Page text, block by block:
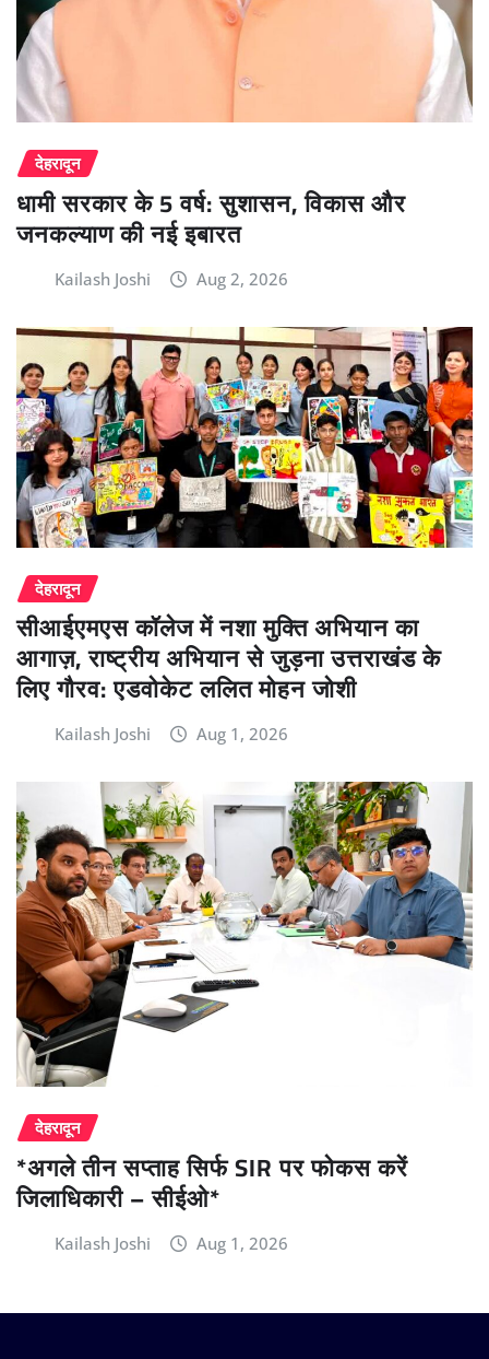
देहरादून
धामी सरकार के 5 वर्ष: सुशासन, विकास और
जनकल्याण की नई इबारत
Kailash Joshi Aug 2, 2026
देहरादून
सीआईएमएस कॉलेज में नशा मुक्ति अभियान का
आगाज़, राष्ट्रीय अभियान से जुड़ना उत्तराखंड के
लिए गौरव: एडवोकेट ललित मोहन जोशी
Kailash Joshi Aug 1, 2026
देहरादून
*अगले तीन सप्ताह सिर्फ SIR पर फोकस करें
जिलाधिकारी – सीईओ*
Kailash Joshi Aug 1, 2026